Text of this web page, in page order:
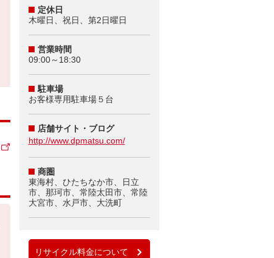
定休日
木曜日、祝日、第2日曜日
営業時間
09:00～18:30
駐車場
お客様専用駐車場５台
店舗サイト・ブログ
http://www.dpmatsu.com/
商圏
東海村、ひたちなか市、日立
市、那珂市、常陸太田市、常陸
大宮市、水戸市、大洗町
リサイクル料金について